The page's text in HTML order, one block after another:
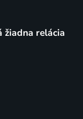
žiadna relácia